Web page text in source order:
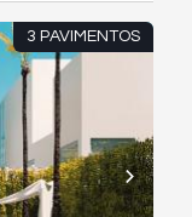
3 PAVIMENTOS